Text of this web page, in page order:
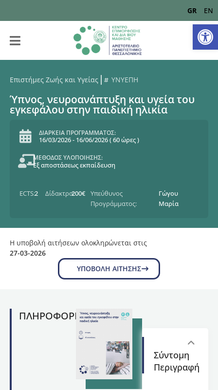
GR EN
Επιστήμες Ζωής και Υγείας ΥΝΥΕΠΗ
Ύπνος, νευροανάπτυξη και υγεία του
εγκεφάλου στην παιδική ηλικία
ΔΙΑΡΚΕΙΑ ΠΡΟΓΡΑΜΜΑΤΟΣ:
16/03/2026- 16/06/2026(60 ώρες)
ΜΕΘΟΔΟΣ ΥΛΟΠΟΙΗΣΗΣ:
Εξ αποστάσεως εκπαίδευση
ECTS:2 Δίδακτρα:200€
Υπεύθυνος
Προγράμματος:
Γώγου
Μαρία
Η υποβολή αιτήσεων ολοκληρώνεται στις
27-03-2026
ΥΠΟΒΟΛΉ ΑΊΤΗΣΗΣ
ΠΛΗΡΟΦΟΡΙΕΣ
Σύντομη
Περιγραφή